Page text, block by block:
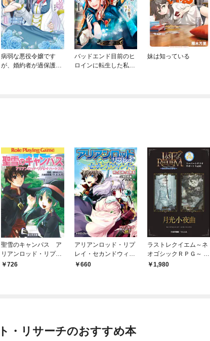
病弱な悪役令嬢です
が、婚約者が過保護す
バッドエンド目前のヒ
ロインに転生した私、
妹は知っている
聖雪のキャンパス ア
リアンロッド・リプレ
イ・ハートフル
726
アリアンロッド・リプ
レイ・セカンドウィン
ド（１） 剣と遺跡と
660
ラストレクイエム～ネ
オゴシックＲＰＧ～ ス
ーパーシナリオサポー
1,980
・リサーチのおすすめ本